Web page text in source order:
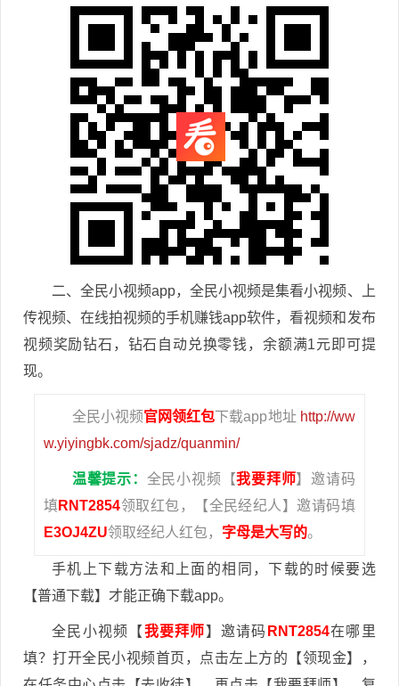
二、全民小视频app，全民小视频是集看小视频、上
传视频、在线拍视频的手机赚钱app软件，看视频和发布
视频奖励钻石，钻石自动兑换零钱，余额满1元即可提
现。
全民小视频官网领红包下载app地址 http://ww
w.yiyingbk.com/sjadz/quanmin/
温馨提示： 全民小视频【我要拜师】邀请码
填RNT2854领取红包，【全民经纪人】邀请码填
E3OJ4ZU领取经纪人红包， 字母是大写的。
手机上下载方法和上面的相同，下载的时候要选
【普通下载】才能正确下载app。
全民小视频【我要拜师】邀请码 RNT2854在哪里
填？打开全民小视频首页，点击左上方的【领现金】，